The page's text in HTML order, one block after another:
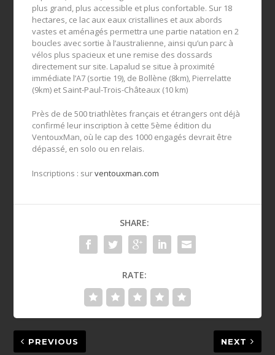
plus grand, plus accessible et plus confortable. Sur 18
hectares, ce lac aux eaux cristallines et aux abords
vastes et aménagés permettra une partie natation en 2
boucles avec sortie à l’australienne, ainsi qu’un parc à
vélos plus spacieux et une remise des dossards
directement sur site. Lapalud se situe à proximité
immédiate l’A7 (sortie 19), de Bollène (8km), Pierrelatte
(9km) et Saint-Paul-Trois-Châteaux (10 km)
Près de de 500 triathlètes français et étrangers ont déjà
confirmé leur inscription à cette 5ème édition du
VentouxMan, où le cap des 1000 engagés devrait être
dépassé, en solo ou en relais.
Inscriptions : surventouxman.com
SHARE:
RATE:
PREVIOUS NEXT